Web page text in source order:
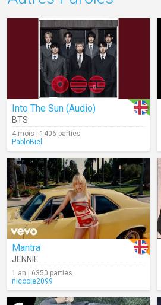
Into The Sun (Audio)
BTS
4 mois | 1406 parties
PabloBiel
Mantra
JENNIE
1 an | 6350 parties
nicoole2099